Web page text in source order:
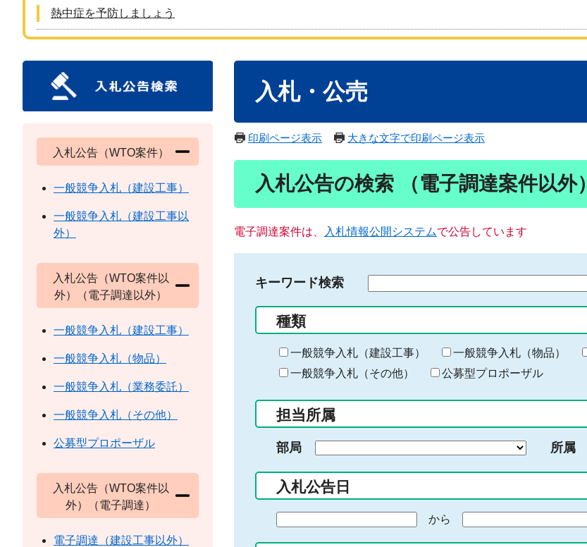
熱中症を予防しましょう
入札・公売
印刷ページ表示 大きな文字で印刷ページ表示
入札公告の検索 （電子調達案件以外）
電子調達案件は、 入札情報公開システムで公告しています
キーワード検索
る
キ
ー
ー
入
力
種類
一般競争入札（建設工事） 一般競争入札（物品）
一般競争入札（その他）
公募型プロポーザル
担当所属
部局 所属
入札公告日
から
入札公告（WTO案件）
一般競争入札（建設工事）
一般競争入札（建設工事以
外）
入札公告（WTO案件以
外）（電子調達以外）
一般競争入札（建設工事）
一般競争入札（物品）
一般競争入札（業務委託）
一般競争入札（その他）
公募型プロポーザル
入札公告（WTO案件以
外）（電子調達）
電子調達（建設工事以外）